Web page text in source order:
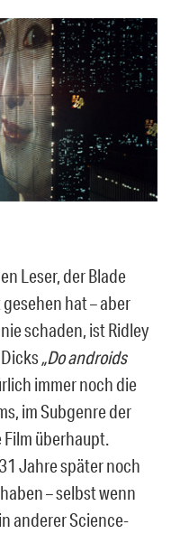
Leser, der Blade
hat – aber
schaden, ist Ridley
„Do androids
immer noch die
im Subgenre der
überhaupt.
Jahre später noch
– selbst wenn
anderer Science-